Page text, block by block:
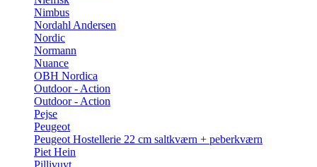
Nimbus
Nordahl Andersen
Nordic
Normann
Nuance
OBH Nordica
Outdoor - Action
Outdoor - Action
Pejse
Peugeot
Peugeot Hostellerie 22 cm saltkværn + peberkværn
Piet Hein
Pillivuyt